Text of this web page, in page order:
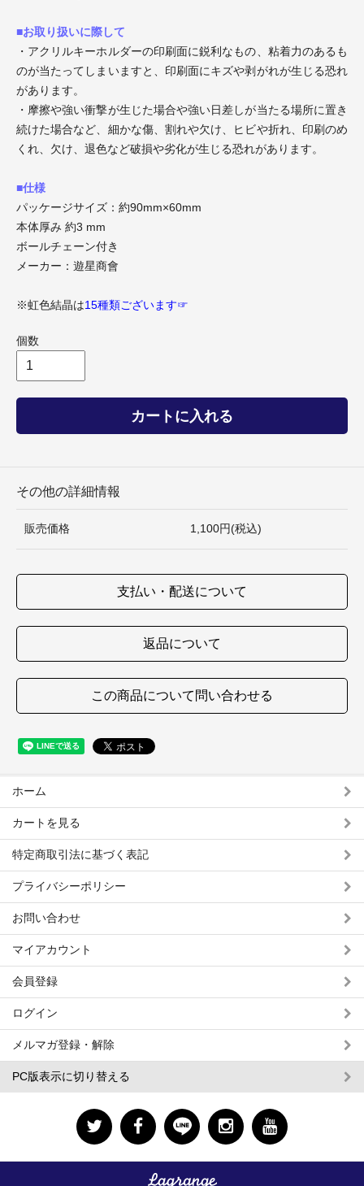
■お取り扱いに際して
・アクリルキーホルダーの印刷面に鋭利なもの、粘着力のあるも
のが当たってしまいますと、印刷面にキズや剥がれが生じる恐れ
があります。
・摩擦や強い衝撃が生じた場合や強い日差しが当たる場所に置き
続けた場合など、細かな傷、割れや欠け、ヒビや折れ、印刷のめ
くれ、欠け、退色など破損や劣化が生じる恐れがあります。
■仕様
パッケージサイズ：約90mm×60mm
本体厚み 約3 mm
ボールチェーン付き
メーカー：遊星商會
※虹色結晶は15種類ございます☞
個数
カートに入れる
その他の詳細情報
販売価格 1,100円(税込)
支払い・配送について
返品について
この商品について問い合わせる
ホーム
カートを見る
特定商取引法に基づく表記
プライバシーポリシー
お問い合わせ
マイアカウント
会員登録
ログイン
メルマガ登録・解除
PC版表示に切り替える